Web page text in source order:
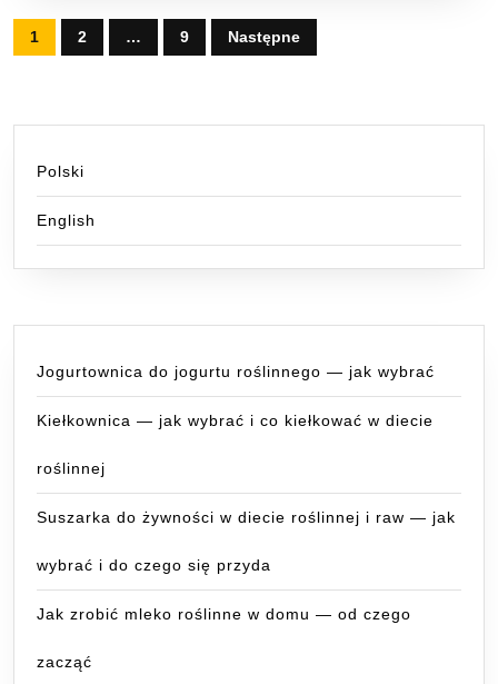
Stronicowanie
wpisów
1 2 … 9 Następne
Polski
English
Jogurtownica do jogurtu roślinnego — jak wybrać
Kiełkownica — jak wybrać i co kiełkować w diecie
roślinnej
Suszarka do żywności w diecie roślinnej i raw — jak
wybrać i do czego się przyda
Jak zrobić mleko roślinne w domu — od czego
zacząć